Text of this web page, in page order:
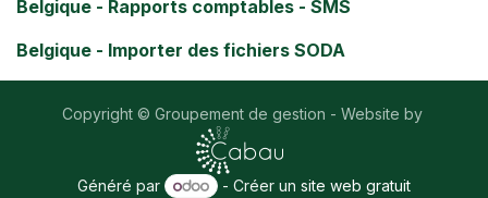
Belgique - Rapports comptables - SMS
Belgique - Importer des fichiers SODA
Copyright © Groupement de gestion - Website by
Généré par - Créer un site web gratuit